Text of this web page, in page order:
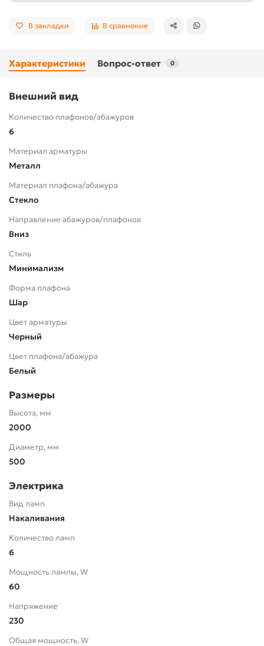
В закладки В сравнение
Характеристики Вопрос-ответ 0
Внешний вид
Количество плафонов/абажуров
6
Материал арматуры
Металл
Материал плафона/абажура
Стекло
Направление абажуров/плафонов
Вниз
Стиль
Минимализм
Форма плафона
Шар
Цвет арматуры
Черный
Цвет плафона/абажура
Белый
Размеры
Высота, мм
2000
Диаметр, мм
500
Электрика
Вид ламп
Накаливания
Количество ламп
6
Мощность лампы, W
60
Напряжение
230
Общая мощность, W